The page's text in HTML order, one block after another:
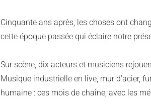
Cinquante ans après, les choses ont
cette époque passée qui éclaire notre
Sur scène, dix acteurs et musiciens
Musique industrielle en live, mur d’acier,
humaine : ces mois de chaîne, avec les